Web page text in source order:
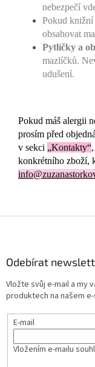
nebezpečí
Pokud knižní
obsahovat
Pytlíčky a
mazlíčků.
udušení.
Pokud máš alergii
prosím před
v sekci „Kontakty“
konkrétního zboží,
Odebírat
Vložte svůj e-mail a my
produktech na našem
E-mail
Vložením e-mailu